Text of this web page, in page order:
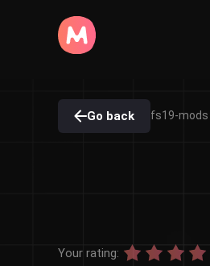
Go back fs19-
Your rating: